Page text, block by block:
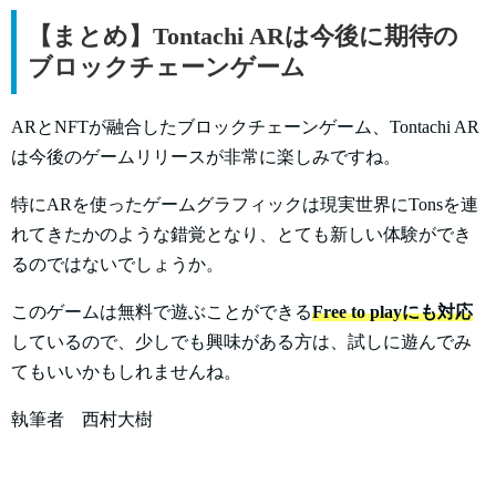
【まとめ】Tontachi ARは今後に期待の
ブロックチェーンゲーム
ARとNFTが融合したブロックチェーンゲーム、Tontachi AR
は今後のゲームリリースが非常に楽しみですね。
特にARを使ったゲームグラフィックは現実世界にTonsを連
れてきたかのような錯覚となり、とても新しい体験ができ
るのではないでしょうか。
このゲームは無料で遊ぶことができるFree to playにも対応
しているので、少しでも興味がある方は、試しに遊んでみ
てもいいかもしれませんね。
執筆者 西村大樹